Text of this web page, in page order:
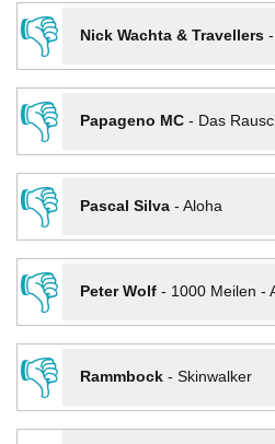
👎
Nick Wachta & Travellers-
👎
Papageno MC- Das
👎
Pascal Silva- Aloha
👎
Peter Wolf- 1000 Meilen -
👎
Rammbock- Skinwalker